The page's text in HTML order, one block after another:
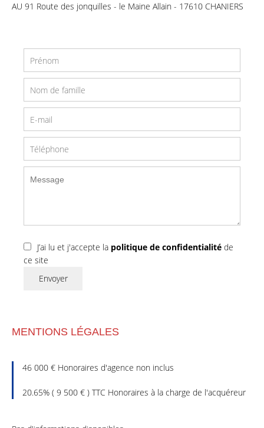
AU 91 Route des jonquilles - le Maine Allain - 17610 CHANIERS
J’ai lu et j'accepte la politique de confidentialité de
ce site
Envoyer
MENTIONS LÉGALES
46 000 € Honoraires d'agence non inclus
20.65% ( 9 500 € ) TTC Honoraires à la charge de l'acquéreur